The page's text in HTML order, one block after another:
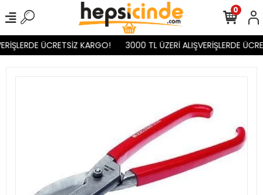
ÜCRETSİZ KARGO! 3000 TL ÜZERİ ALIŞVERİŞLERDE
0